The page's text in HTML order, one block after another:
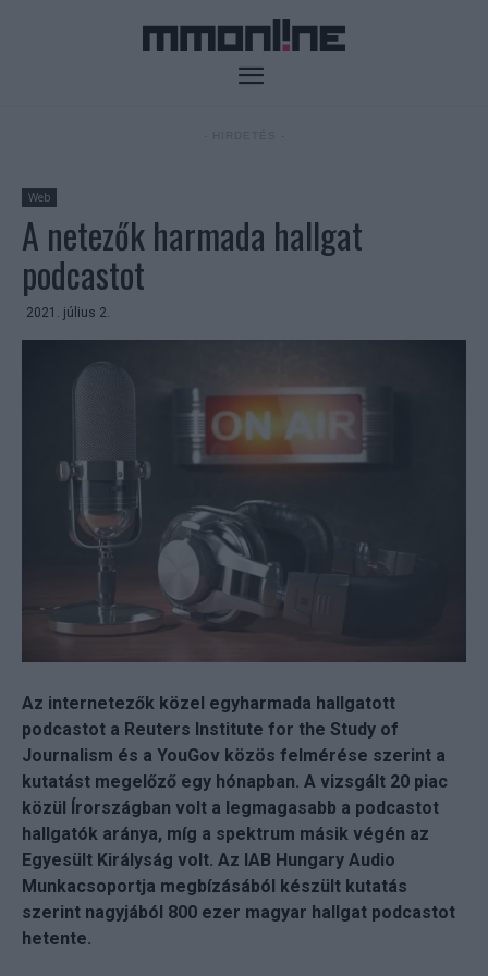
Web
A netezők harmada hallgat
podcastot
2021. július 2.
Az internetezők közel egyharmada hallgatott
podcastot a Reuters Institute for the Study of
Journalism és a YouGov közös felmérése szerint a
kutatást megelőző egy hónapban. A vizsgált 20 piac
közül Írországban volt a legmagasabb a podcastot
hallgatók aránya, míg a spektrum másik végén az
Egyesült Királyság volt. Az IAB Hungary Audio
Munkacsoportja megbízásából készült kutatás
szerint nagyjából 800 ezer magyar hallgat podcastot
hetente.